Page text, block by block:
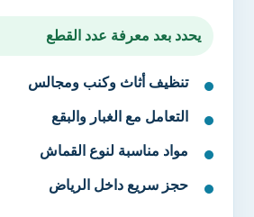
يحدد بعد معرفة عدد القطع
تنظيف أثاث وكنب ومجالس
التعامل مع الغبار والبقع
مواد مناسبة لنوع القماش
حجز سريع داخل الرياض